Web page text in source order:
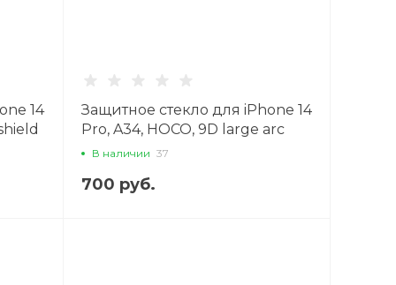
14
Защитное стекло для iPhone 14
Pro, A34, HOCO, 9D large arc
dustproof glass, черное
В наличии 37
700 руб.